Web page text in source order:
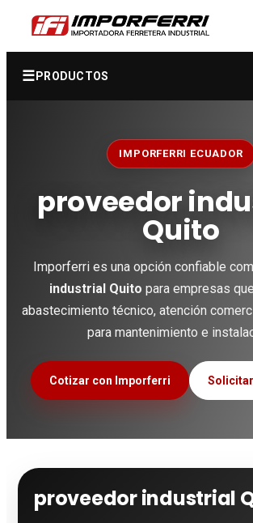
☰ PRODUCTOS
IMPORFERRI ECUADOR
proveedor
Quito
Imporferri es una opción confiable
industrial Quito para empresas
abastecimiento técnico, atención
para mantenimiento e
Cotizar con Imporferri
proveedor industrial